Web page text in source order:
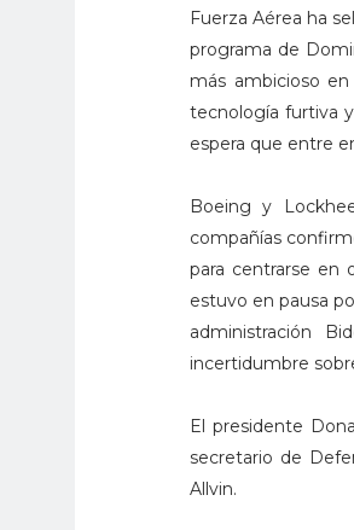
Fuerza Aérea ha
programa de
más ambicioso
tecnología furtiva
espera que entre
Boeing y
compañías
para centrarse en
estuvo en pausa
administración
incertidumbre
El presidente
secretario de
Allvin.